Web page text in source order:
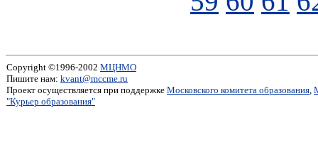
Copyright ©1996-2002 МЦНМО
Пишите нам: kvant@mccme.ru
Проект осуществляется при поддержке Московского комитета образования,
"Курьер образования"